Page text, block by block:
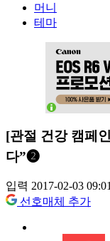
머니
테마
[관절 건강 캠페
다”❷
입력 2017-02-03
선호매체 추가